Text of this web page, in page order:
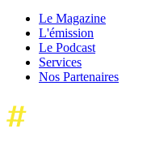
Le Magazine
L'émission
Le Podcast
Services
Nos Partenaires